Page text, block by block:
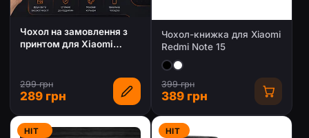
Чохол на замовлення з
принтом для Xiaomi
299 грн
289 грн
Чохол-книжка для Xiaomi
Redmi Note 15
399 грн
389 грн
HIT
HIT